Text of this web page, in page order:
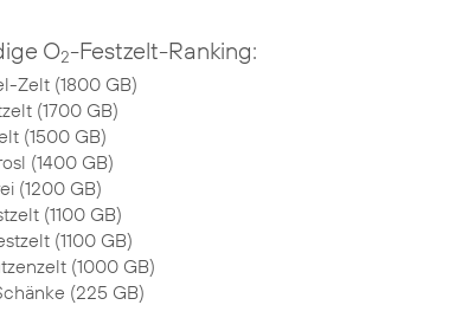
O2-Festzelt-Ranking:
Zelt (1800 GB)
(1700 GB)
(1500 GB)
(1400 GB)
(1200 GB)
(1100 GB)
(1100 GB)
(1000 GB)
(225 GB)